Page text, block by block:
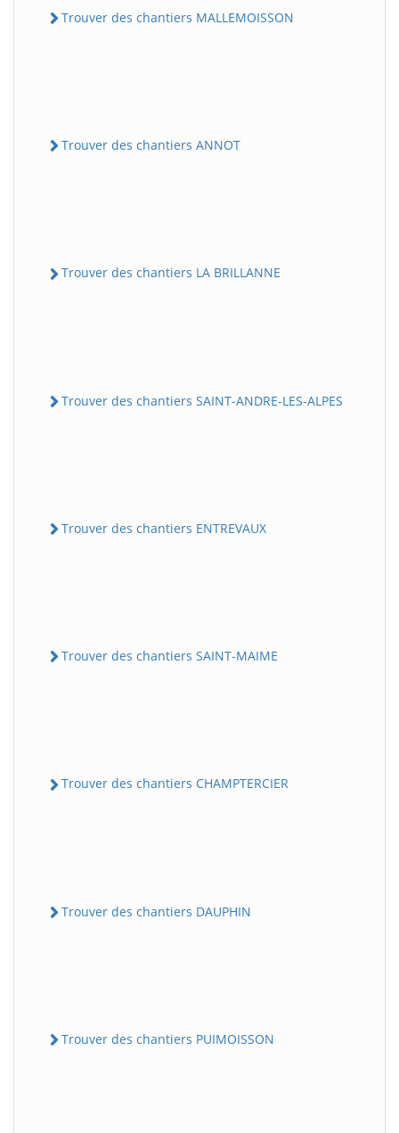
Trouver des chantiers MALLEMOISSON
Trouver des chantiers ANNOT
Trouver des chantiers LA BRILLANNE
Trouver des chantiers SAINT-ANDRE-LES-ALPES
Trouver des chantiers ENTREVAUX
Trouver des chantiers SAINT-MAIME
Trouver des chantiers CHAMPTERCIER
Trouver des chantiers DAUPHIN
Trouver des chantiers PUIMOISSON